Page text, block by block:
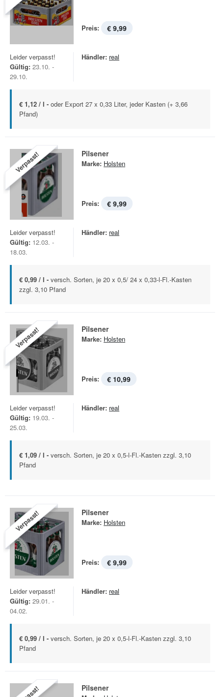
Preis: € 9,99
Leider verpasst!
Gültig: 23.10. -
29.10.
Händler: real
€ 1,12 / l - oder Export 27 x 0,33 Liter, jeder Kasten (+ 3,66
Pfand)
Verpasst! Pilsener
Marke: Holsten
Preis: € 9,99
Leider verpasst!
Gültig: 12.03. -
18.03.
Händler: real
€ 0,99 / l - versch. Sorten, je 20 x 0,5/ 24 x 0,33-l-Fl.-Kasten
zzgl. 3,10 Pfand
Verpasst! Pilsener
Marke: Holsten
Preis: € 10,99
Leider verpasst!
Gültig: 19.03. -
25.03.
Händler: real
€ 1,09 / l - versch. Sorten, je 20 x 0,5-l-Fl.-Kasten zzgl. 3,10
Pfand
Verpasst! Pilsener
Marke: Holsten
Preis: € 9,99
Leider verpasst!
Gültig: 29.01. -
04.02.
Händler: real
€ 0,99 / l - versch. Sorten, je 20 x 0,5-l-Fl.-Kasten zzgl. 3,10
Pfand
Pilsener